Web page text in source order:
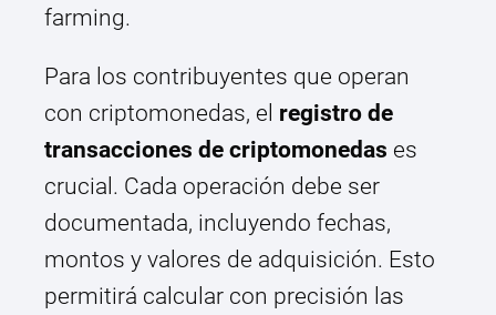
farming.
Para los contribuyentes que operan
con criptomonedas, el registro de
transacciones de criptomonedas es
crucial. Cada operación debe ser
documentada, incluyendo fechas,
montos y valores de adquisición. Esto
permitirá calcular con precisión las